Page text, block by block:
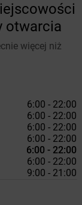
otwarcia
więcej niż
6:00 - 22:00
6:00 - 22:00
6:00 - 22:00
6:00 - 22:00
6:00 - 22:00
6:00 - 22:00
9:00 - 21:00